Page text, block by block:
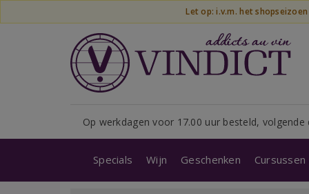
Let op: i.v.m. het
Op werkdagen voor 17.00 uur besteld, volgende
Specials Wijn Geschenken